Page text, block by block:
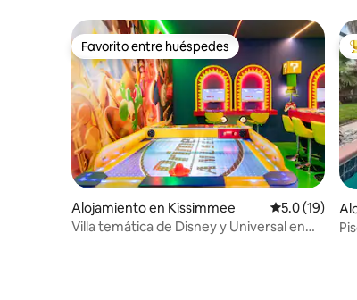
Favorito entre huéspedes
Favorito entre huéspedes
Alojamiento en Kissimmee Calificación
5.0 (19)
Villa temática de Disney y Universal en